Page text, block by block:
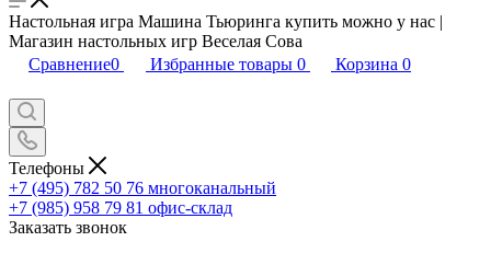
Настольная игра Машина Тьюринга купить можно у нас |
Магазин настольных игр Веселая Сова
Сравнение0 Избранные товары 0 Корзина 0
Телефоны
+7 (495) 782 50 76 многоканальный
+7 (985) 958 79 81 офис-склад
Заказать звонок